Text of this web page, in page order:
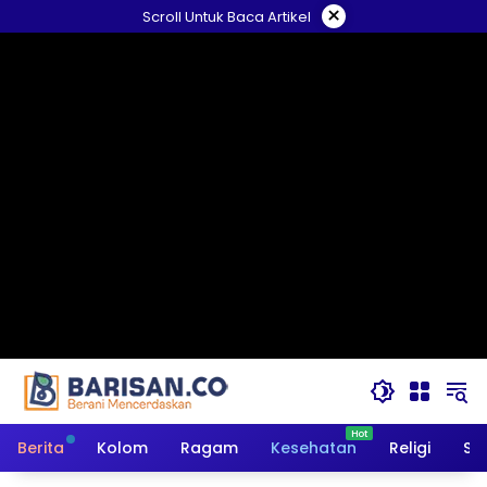
ke
Scroll Untuk Baca Artikel ×
Berita Kolom Ragam Kesehatan Religi